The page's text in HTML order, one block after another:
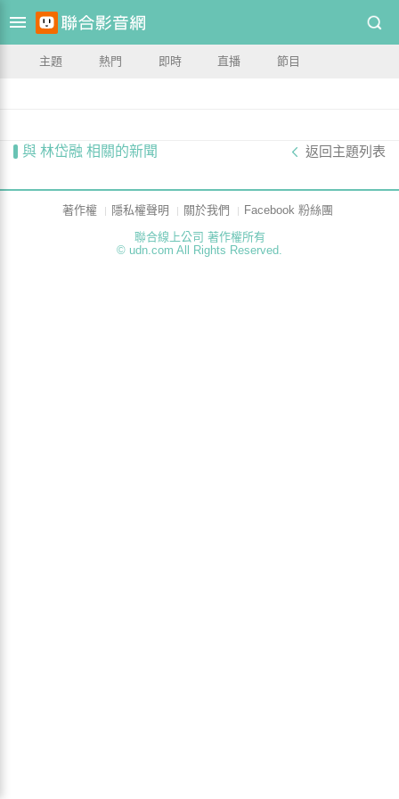
主題 熱門 即時 直播 節目
與 林岱融 相關的新聞 返回主題列表
著作權 隱私權聲明 關於我們
Facebook 粉絲團
聯合線上公司 著作權所有
© udn.com All Rights Reserved.